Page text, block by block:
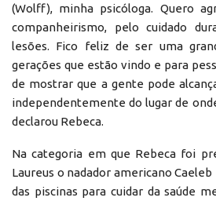
(Wolff), minha psicóloga. Quero
companheirismo, pelo cuidado
lesões. Fico feliz de ser uma
gerações que estão vindo e para
de mostrar que a gente pode
independentemente do lugar de
declarou Rebeca.
Na categoria em que Rebeca foi
Laureus o nadador americano
das piscinas para cuidar da saúde